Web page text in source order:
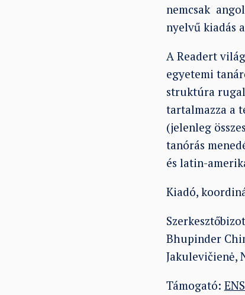
nemcsak
nyelvű kiadás
A Readert
egyetemi
struktúra
tartalmazza a
(jelenleg
tanórás
és latin-
Kiadó,
Bhupinder
Jakulevičienė,
Támogató: